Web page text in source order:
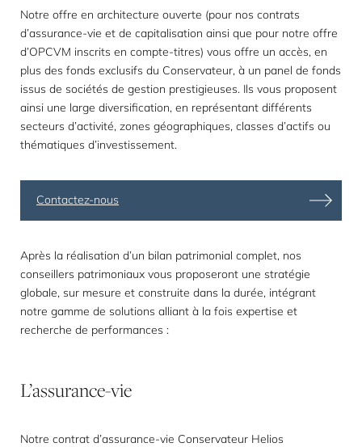
Notre offre en architecture ouverte (pour nos contrats
d’assurance-vie et de capitalisation ainsi que pour notre offre
d’OPCVM inscrits en compte-titres) vous offre un accès, en
plus des fonds exclusifs du Conservateur, à un panel de fonds
issus de sociétés de gestion prestigieuses. Ils vous proposent
ainsi une large diversification, en représentant différents
secteurs d’activité, zones géographiques, classes d’actifs ou
thématiques d’investissement.
Contactez-nous
Après la réalisation d’un bilan patrimonial complet, nos
conseillers patrimoniaux vous proposeront une stratégie
globale, sur mesure et construite dans la durée, intégrant
notre gamme de solutions alliant à la fois expertise et
recherche de performances :
L’assurance-vie
Notre contrat d’assurance-vie Conservateur Helios